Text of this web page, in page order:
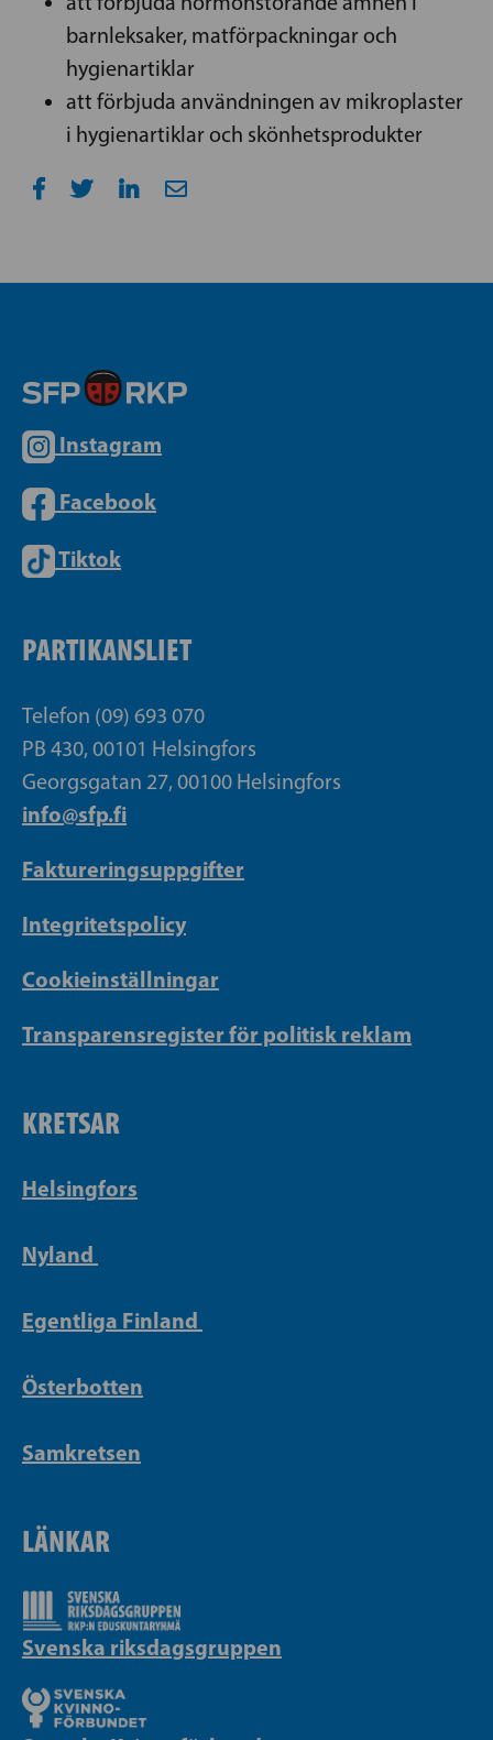
barnleksaker, matförpackningar och
hygienartiklar
att förbjuda användningen av mikroplaster
i hygienartiklar och skönhetsprodukter
Instagram
Facebook
Tiktok
PARTIKANSLIET
Telefon (09) 693 070
PB 430, 00101 Helsingfors
Georgsgatan 27, 00100 Helsingfors
info@sfp.fi
Faktureringsuppgifter
Integritetspolicy
Cookieinställningar
Transparensregister för politisk reklam
KRETSAR
Helsingfors
Nyland
Egentliga Finland
Österbotten
Samkretsen
LÄNKAR
Svenska riksdagsgruppen